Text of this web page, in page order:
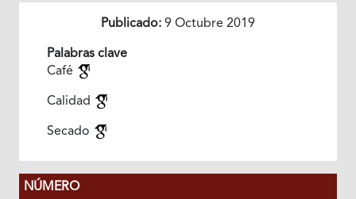
Publicado: 9 Octubre 2019
Palabras clave
Café
Calidad
Secado
NÚMERO